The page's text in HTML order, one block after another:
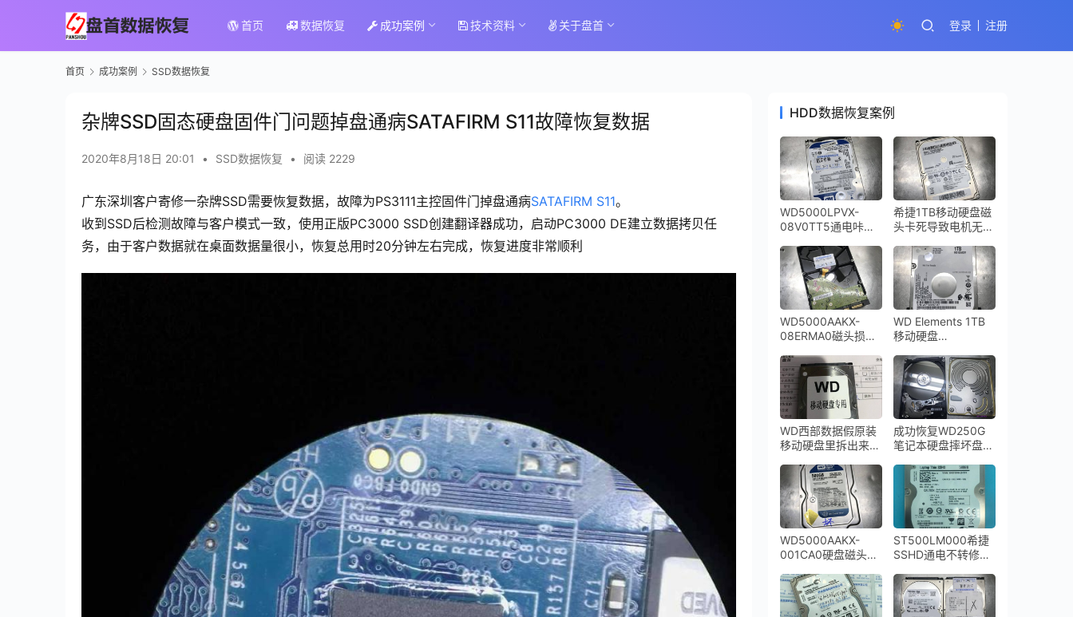
首页 数据恢复 成功案例 技术资料 关于盘首 登录 注册
首页 成功案例 SSD数据恢复
杂牌SSD固态硬盘固件门问题掉盘通病SATAFIRM S11故障恢复数据
2020年8月18日 20:01 • SSD数据恢复 • 阅读 2229
广东深圳客户寄修一杂牌SSD需要恢复数据，故障为PS3111主控固件门掉盘通病SATAFIRM S11。
收到SSD后检测故障与客户模式一致，使用正版PC3000 SSD创建翻译器成功，启动PC3000 DE建立数据拷贝任
务，由于客户数据就在桌面数据量很小，恢复总用时20分钟左右完成，恢复进度非常顺利
HDD数据恢复案例
WD5000LPVX-
08V0TT5通电咔咔
恢复成功
希捷1TB移动硬盘磁
头卡死导致电机无法
开盘数据恢复成功
WD5000AAKX-
08ERMA0磁头损坏
WD Elements 1TB
移动硬盘
11Y0TS0开盘数据
恢复成功
WD西部数据假原装
移动硬盘里拆出来一
头损坏开盘数据恢复
成功
成功恢复WD250G
笔记本硬盘摔坏盘体
WD5000AAKX-
001CA0硬盘磁头损
ST500LM000希捷
SSHD通电不转修复